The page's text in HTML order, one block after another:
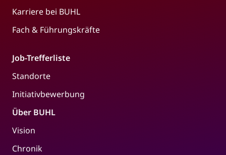
Karriere bei BUHL
Fach & Führungskräfte
Job-Trefferliste
Standorte
Initiativbewerbung
Über BUHL
Vision
Chronik